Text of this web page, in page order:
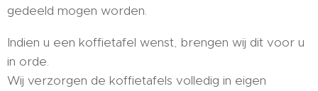
gedeeld mogen worden.
Indien u een koffietafel wenst, brengen wij dit voor u
in orde.
Wij verzorgen de koffietafels volledig in eigen